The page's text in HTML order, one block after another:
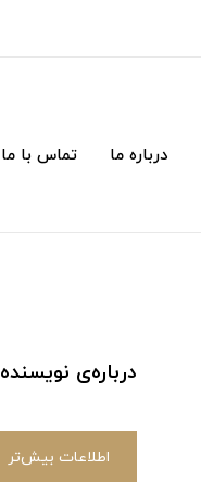
درباره ما تماس با ما
درباره‌ی نویسنده
اطلاعات بیش‌تر